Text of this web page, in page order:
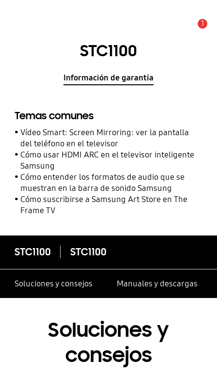
1
STC1100
Información de garantía
Temas comunes
Vídeo Smart: Screen Mirroring: ver la pantalla
del teléfono en el televisor
Cómo usar HDMI ARC en el televisor inteligente
Samsung
Cómo entender los formatos de audio que se
muestran en la barra de sonido Samsung
Cómo suscribirse a Samsung Art Store en The
Frame TV
STC1100 STC1100
Soluciones y consejos Manuales y descargas
Soluciones y
consejos